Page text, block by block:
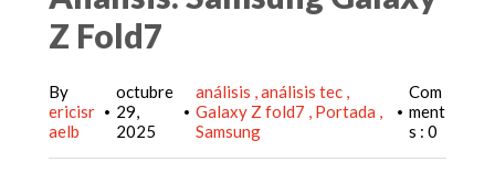
Z Fold7
By
ericisr
aelb
•
octubre
29,
2025
•
análisis análisis tec
Galaxy Z fold7
Portada
Samsung
•
Com
ment
s : 0